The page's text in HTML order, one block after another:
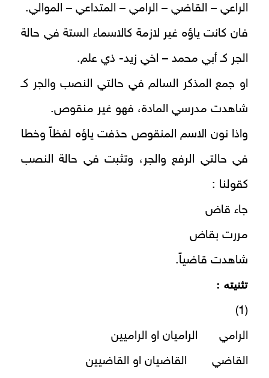
الراعي – القاضي – الرامي – المتداعي – الموالي.
فان كانت ياؤه غير لازمة كالاسماء الستة في حالة
الجر كـ أبي محمد – اخي زيد- ذي علم.
او جمع المذكر السالم في حالتي النصب والجر كـ
شاهدت مدرسي المادة، فهو غير منقوص.
واذا نون الاسم المنقوص حذفت ياؤه لفظاً وخطا
في حالتي الرفع والجر، وتثبت في حالة النصب
كقولنا :
جاء قاض
مررت بقاض
شاهدت قاضياً.
تثنيته :
(1)
الرامي الراميان او الراميين
القاضي القاضيان او القاضيين